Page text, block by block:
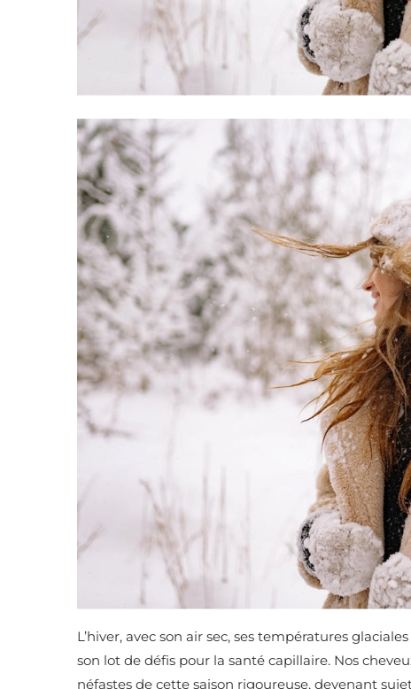
L’hiver, avec son air sec, ses températures
son lot de défis pour la santé capillaire. Nos
néfastes de cette saison rigoureuse, devenant